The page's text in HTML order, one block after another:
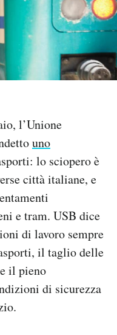
l’Unione
uno
lo sciopero è
città italiane, e
e tram. USB dice
di lavoro sempre
il taglio delle
il pieno
di sicurezza